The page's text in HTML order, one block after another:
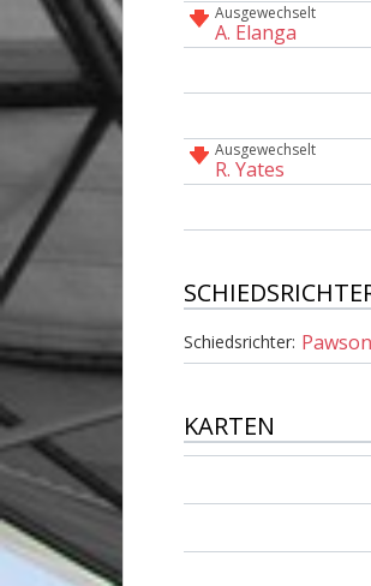
Ausgewechselt
A. Elanga
Ausgewechselt
R. Yates
Schiedsrichter: Pawson
KARTEN